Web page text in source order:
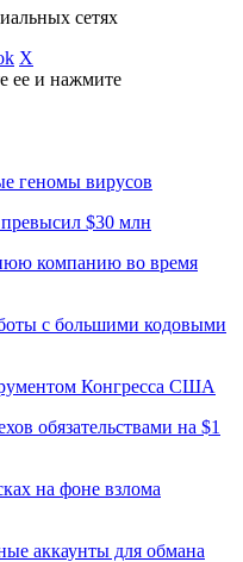
сетях
X
ее и нажмите
геномы вирусов
$30 млн
компанию во время
с большими кодовыми
Конгресса США
обязательствами на $1
на фоне взлома
аккаунты для обмана